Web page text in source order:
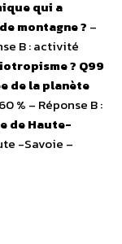
qui a
montagne ? –
B : activité
? Q99
de la planète
% – Réponse B :
de Haute-
-Savoie –